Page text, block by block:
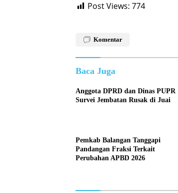
Post Views: 774
Komentar
Baca Juga
Anggota DPRD dan Dinas PUPR
Survei Jembatan Rusak di Juai
Pemkab Balangan Tanggapi
Pandangan Fraksi Terkait
Perubahan APBD 2026